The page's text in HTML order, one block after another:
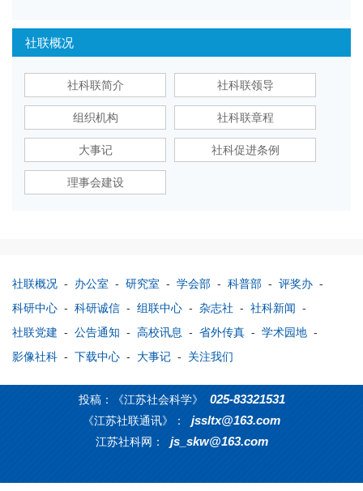
社联概况
社科联简介 社科联领导
组织机构 社科联章程
大事记 社科促进条例
理事会建设
社联概况 - 办公室 - 研究室 - 学会部 - 科普部 - 评奖办 -
科研中心 - 科研诚信 - 组联中心 - 杂志社 - 社科新闻 -
社联党建 - 公告通知 - 高校讯息 - 省外传真 - 学术园地 -
影像社科 - 下载中心 - 大事记 - 关注我们
投稿：《江苏社会科学》 025-83321531
《江苏社联通讯》： jssltx@163.com
江苏社科网： js_skw@163.com